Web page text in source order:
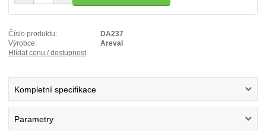
Číslo produktu:
DA237
Výrobce:
Areval
Hlídat cenu / dostupnost
Kompletní specifikace
Parametry